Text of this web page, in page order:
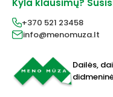
Lakai, skiedikliai
Grafitiniai pieštukai
Įvairiems paviršiams
Molbertai
Keramikams ir
FIMO modelinas
Pirkimo taisyklės
Prekių pristatymas
Prekių grąžinimas
Parduotuvės
+370 521 23458
info@menomuza.lt
Dailės,